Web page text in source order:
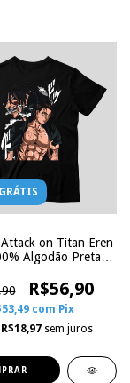
on Titan Eren
Algodão Preta |
R$56,90
com Pix
R$18,97 sem juros